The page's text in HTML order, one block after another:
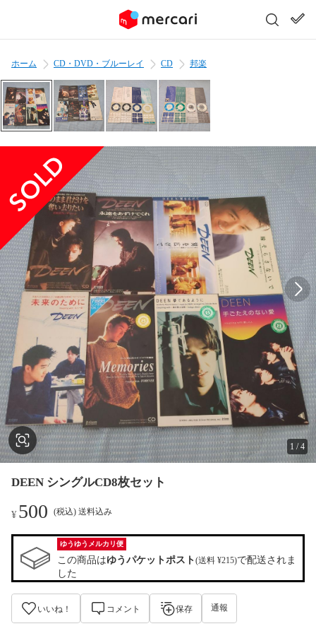
ホーム CD・DVD・ブルーレイ CD 邦楽
1 /4
DEEN シングルCD8枚セット
¥500 (税込) 送料込み
ゆうゆうメルカリ便
この商品はゆうパケットポスト(送料 ¥215)で配送されま
した
いいね！ コメント 保存 通報